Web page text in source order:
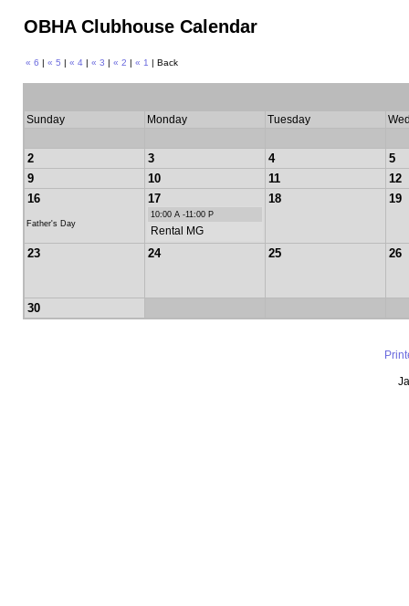
OBHA Clubhouse Calendar
« 6 | « 5 | « 4| « 3 | « 2 | « 1 | Back
Sunday Monday Tuesday
2 3 4
5
9
10 11
12
16
Father's Day
17
10:00 A -11:00 P
Rental MG
18 19
23 24 25 26
30